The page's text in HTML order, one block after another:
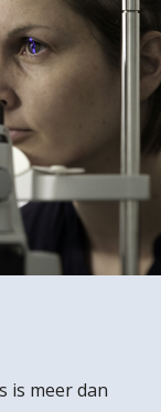
is meer dan